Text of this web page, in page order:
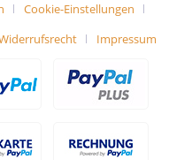
Cookie-Einstellungen
Impressum